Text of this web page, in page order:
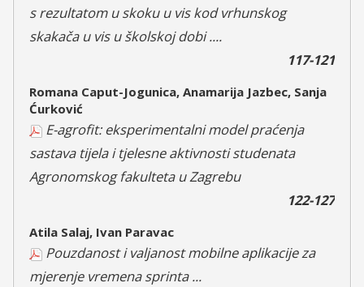
s rezultatom u skoku u vis kod vrhunskog
skakača u vis u školskoj dobi ....
117-121
Romana Caput-Jogunica, Anamarija Jazbec, Sanja
Ćurković
E-agrofit: eksperimentalni model praćenja
sastava tijela i tjelesne aktivnosti studenata
Agronomskog fakulteta u Zagrebu
122-127
Atila Salaj, Ivan Paravac
Pouzdanost i valjanost mobilne aplikacije za
mjerenje vremena sprinta ...